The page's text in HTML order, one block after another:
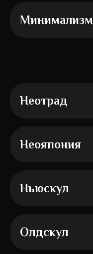
Минимализм
Неотрад
Неояпония
Ньюскул
Олдскул